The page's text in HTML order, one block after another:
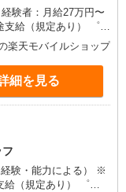
験者：月給27万円〜
（規定あり） ゜
・゜+゜ 入社祝い金10
楽天モバイルショップ
細を見る
フ
験・能力による） ※
規定あり） ゜